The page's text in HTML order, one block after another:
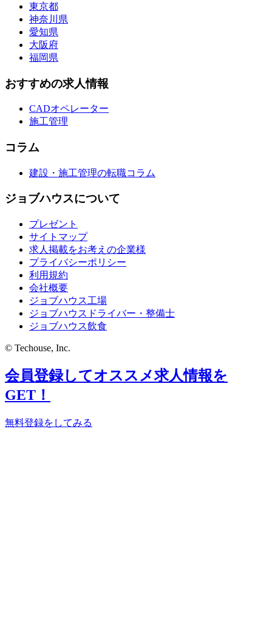
東京都
神奈川県
愛知県
大阪府
福岡県
おすすめの求人情報
CADオペレーター
施工管理
コラム
建設・施工管理の転職コラム
ジョブハウスについて
プレゼント
サイトマップ
求人掲載をお考えの企業様
プライバシーポリシー
利用規約
会社概要
ジョブハウス工場
ジョブハウスドライバー・整備士
ジョブハウス飲食
© Techouse, Inc.
会員登録してオススメ求人情報を
GET！
無料登録をしてみる